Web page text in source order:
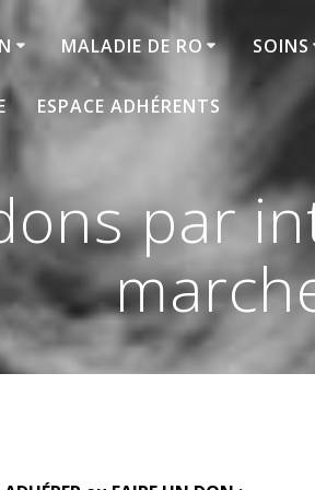
MALADIE DE RO SOINS
ESPACE ADHÉRENTS
par